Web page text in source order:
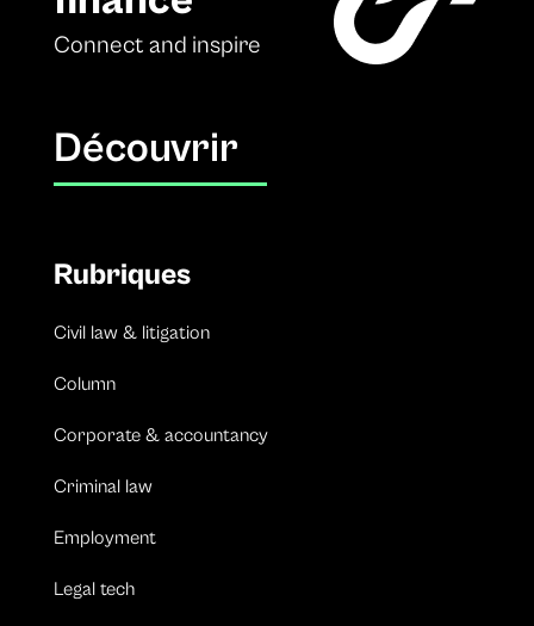
Connect and inspire
Découvrir
Rubriques
Civil law & litigation
Column
Corporate & accountancy
Criminal law
Employment
Legal tech